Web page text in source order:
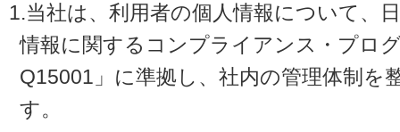
1.当社は、利用者の個人情報について、
情報に関するコンプライアンス・プロ
Q15001」に準拠し、社内の管理体制を
す。